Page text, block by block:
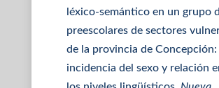
léxico-semántico en un grupo
preescolares de sectores
de la provincia de Concepción:
incidencia del sexo y relación